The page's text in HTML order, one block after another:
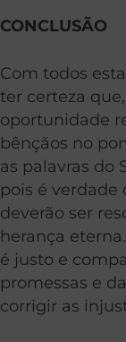
CONCLUSÃO
Com todos
ter certeza
oportunidade
bênçãos no
as palavras do
pois é verdade
deverão ser
herança
é justo e
promessas e
corrigir as